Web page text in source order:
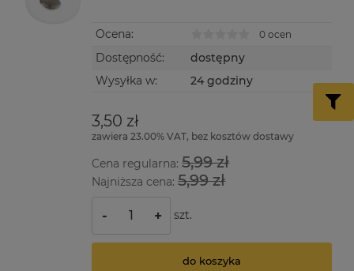
Ocena: 0 ocen
Dostępność:
dostępny
Wysyłka w:
24 godziny
3,50 zł
zawiera 23.00% VAT, bez kosztów dostawy
Cena regularna:5,99 zł
Najniższa cena:5,99 zł
- + szt.
do koszyka